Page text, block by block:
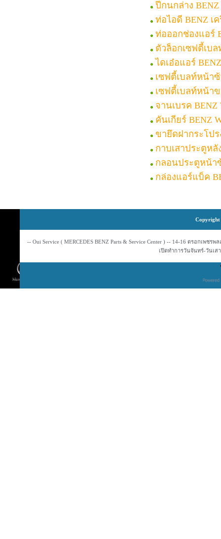
ปีกนกล่าง BENZ
ท่อไอดี BENZ เค
ท่อออกช่องแอร์
ตัวล็อกเซฟตี้เบล
ไดเอ๋อแอร์
เซฟตี้เบลท์หน้าซ้
เซฟตี้เบลท์หน้าข
จานเบรค BENZ
คันเกียร์ BENZ
ขายึดฝากระโปร
กาบเสาประตูหลั
กลอนประตูหน้า
กล่องแอร์แบ็ค
Copyright
-- Oui Service ( MERCEDES BENZ Parts & Service Center ) -- 14-16 ตรอกเพชร
เปิดทำการวันจันทร์-วันเส